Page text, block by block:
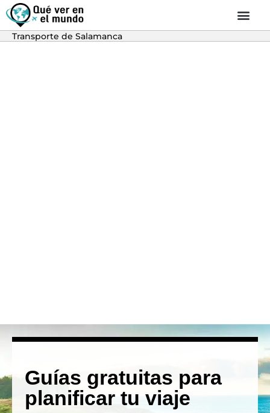
Transporte de Salamanca
Guías gratuitas para
planificar tu viaje